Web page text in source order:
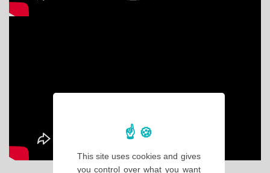
This site uses cookies and gives
you control over what you want